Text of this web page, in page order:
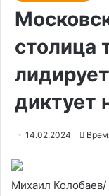
столица
диктует
14.02.2024
Михаил